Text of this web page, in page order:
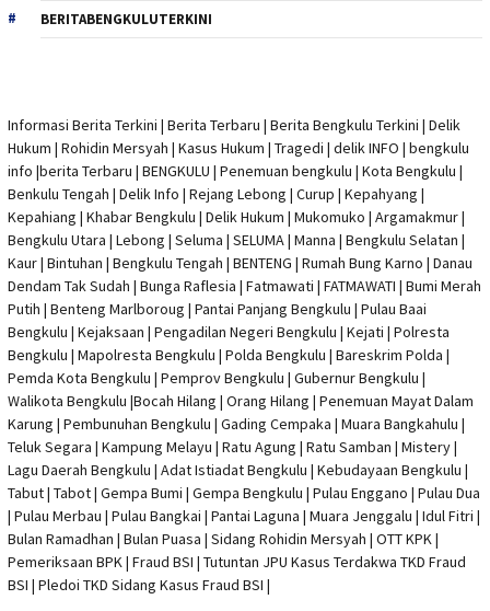
BERITABENGKULUTERKINI
Informasi Berita Terkini | Berita Terbaru | Berita Bengkulu Terkini | Delik
Hukum | Rohidin Mersyah | Kasus Hukum | Tragedi | delik INFO | bengkulu
info |berita Terbaru | BENGKULU | Penemuan bengkulu | Kota Bengkulu |
Benkulu Tengah | Delik Info | Rejang Lebong | Curup | Kepahyang |
Kepahiang | Khabar Bengkulu | Delik Hukum | Mukomuko | Argamakmur |
Bengkulu Utara | Lebong | Seluma | SELUMA | Manna | Bengkulu Selatan |
Kaur | Bintuhan | Bengkulu Tengah | BENTENG | Rumah Bung Karno | Danau
Dendam Tak Sudah | Bunga Raflesia | Fatmawati | FATMAWATI | Bumi Merah
Putih | Benteng Marlboroug | Pantai Panjang Bengkulu | Pulau Baai
Bengkulu | Kejaksaan | Pengadilan Negeri Bengkulu | Kejati | Polresta
Bengkulu | Mapolresta Bengkulu | Polda Bengkulu | Bareskrim Polda |
Pemda Kota Bengkulu | Pemprov Bengkulu | Gubernur Bengkulu |
Walikota Bengkulu |Bocah Hilang | Orang Hilang | Penemuan Mayat Dalam
Karung | Pembunuhan Bengkulu | Gading Cempaka | Muara Bangkahulu |
Teluk Segara | Kampung Melayu | Ratu Agung | Ratu Samban | Mistery |
Lagu Daerah Bengkulu | Adat Istiadat Bengkulu | Kebudayaan Bengkulu |
Tabut | Tabot | Gempa Bumi | Gempa Bengkulu | Pulau Enggano | Pulau Dua
| Pulau Merbau | Pulau Bangkai | Pantai Laguna | Muara Jenggalu | Idul Fitri |
Bulan Ramadhan | Bulan Puasa | Sidang Rohidin Mersyah | OTT KPK|
Pemeriksaan BPK | Fraud BSI | Tutuntan JPU Kasus Terdakwa TKD Fraud
BSI | Pledoi TKD Sidang Kasus Fraud BSI |